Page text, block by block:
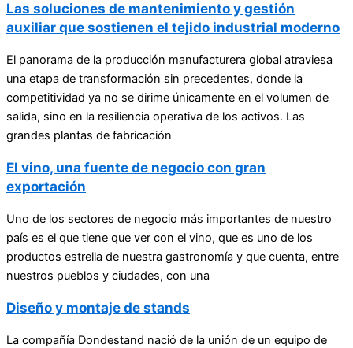
Las soluciones de mantenimiento y gestión
auxiliar que sostienen el tejido industrial moderno
El panorama de la producción manufacturera global atraviesa
una etapa de transformación sin precedentes, donde la
competitividad ya no se dirime únicamente en el volumen de
salida, sino en la resiliencia operativa de los activos. Las
grandes plantas de fabricación
El vino, una fuente de negocio con gran
exportación
Uno de los sectores de negocio más importantes de nuestro
país es el que tiene que ver con el vino, que es uno de los
productos estrella de nuestra gastronomía y que cuenta, entre
nuestros pueblos y ciudades, con una
Diseño y montaje de stands
La compañía Dondestand nació de la unión de un equipo de